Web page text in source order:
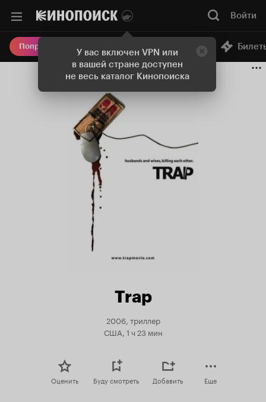
У вас включен VPN или
в вашей стране доступен
не весь каталог Кинопоиска
Войти
Попробовать Плюс Онлайн-кинотеатр
Trap
2006, триллер
США, 1 ч 23 мин
Оценить Буду смотреть Добавить Еще